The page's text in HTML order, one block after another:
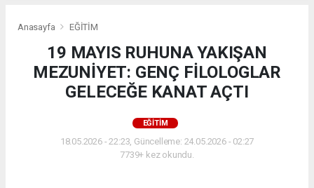
Anasayfa EĞİTİM
19 MAYIS RUHUNA YAKIŞAN
MEZUNİYET: GENÇ FİLOLOGLAR
GELECEĞE KANAT AÇTI
EĞİTİM
18.05.2026 - 22:23, Güncelleme: 24.05.2026 - 02:27
7739+ kez okundu.